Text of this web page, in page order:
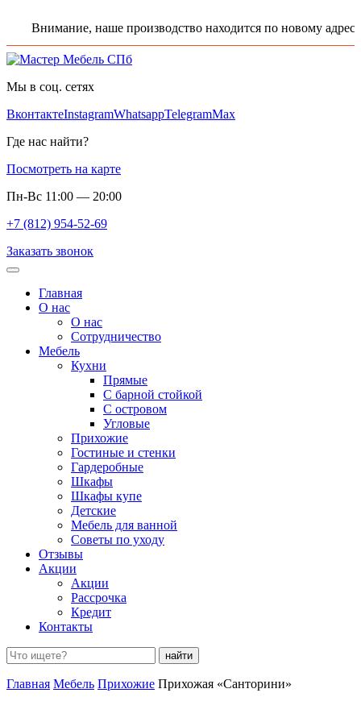
Внимание, наше производство находится по новому
Мы в соц. сетях
ВконтактеInstagramWhatsappTelegramMax
Где нас найти?
Посмотреть на карте
Пн-Вс 11:00 — 20:00
+7 (812) 954-52-69
Заказать звонок
Главная
О нас
О нас
Сотрудничество
Мебель
Кухни
Прямые
С барной стойкой
С островом
Угловые
Прихожие
Гостиные и стенки
Гардеробные
Шкафы
Шкафы купе
Детские
Мебель для ванной
Советы по уходу
Отзывы
Акции
Акции
Рассрочка
Кредит
Контакты
Поиск:
Главная Мебель Прихожие Прихожая «Санторини»